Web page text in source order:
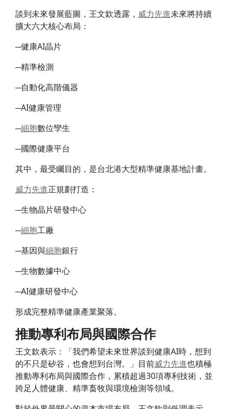
談到未來發展藍圖，王文欽透露， 威力先進未來將持續
擴大六大核心布局：
─健康AI晶片
─精準檢測
─自動化高階儀器
─AI健康管理
─細胞數位孿生
─國際健康平台
其中，最受矚目的，是台北港大型精準健康基地計畫。
威力先進正規劃打造：
─生物晶片研發中心
─細胞工廠
─基因與細胞銀行
─生物數據中心
─AI健康研發中心
形成完整精準健康產業聚落。
推動專利布局與國際合作
王文欽表示：「我們希望未來世界談到健康AI時，想到
的不只是矽谷，也會想到台灣。」目前威力先進也積極
推動專利布局與國際合作，累積超過30項專利技術，並
跨足人體健康、精準畜牧與環境檢測等領域。